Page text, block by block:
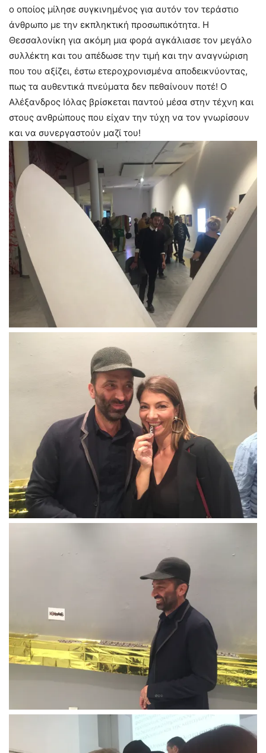
ο οποίος μίλησε συγκινημένος για αυτόν τον τεράστιο
άνθρωπο με την εκπληκτική προσωπικότητα. Η
Θεσσαλονίκη για ακόμη μια φορά αγκάλιασε τον μεγάλο
συλλέκτη και του απέδωσε την τιμή και την αναγνώριση
που του αξίζει, έστω ετεροχρονισμένα αποδεικνύοντας,
πως τα αυθεντικά πνεύματα δεν πεθαίνουν ποτέ! Ο
Αλέξανδρος Ιόλας βρίσκεται παντού μέσα στην τέχνη και
στους ανθρώπους που είχαν την τύχη να τον γνωρίσουν
και να συνεργαστούν μαζί του!